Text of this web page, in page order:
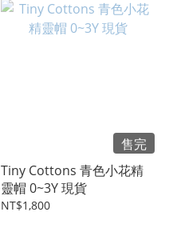
售完
Tiny Cottons 青色小花精
靈帽 0~3Y 現貨
NT$1,800